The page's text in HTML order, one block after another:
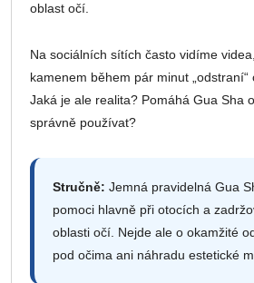
oblast očí.
Na sociálních sítích často vidíme
kamenem během pár minut „odstraní“
Jaká je ale realita? Pomáhá Gua Sha
správně používat?
Stručně: Jemná pravidelná Gua
pomoci hlavně při otocích a
oblasti očí. Nejde ale o okamžité
pod očima ani náhradu estetické